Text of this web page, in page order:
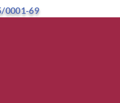
0001-69